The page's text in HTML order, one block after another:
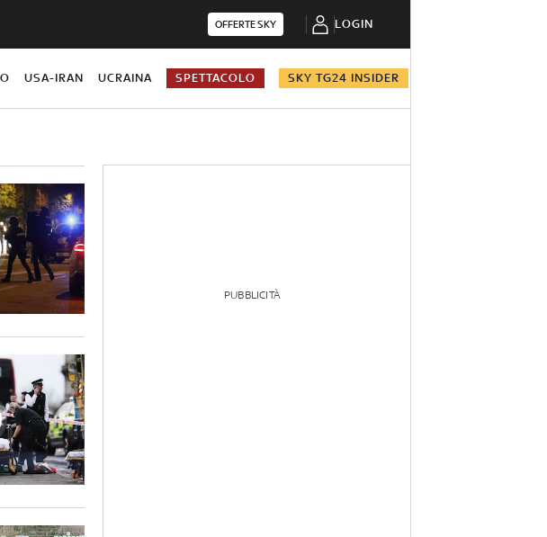
OFFERTE SKY LOGIN
USA-IRAN UCRAINA SPETTACOLO SKY TG24 INSIDER
PUBBLICITÀ